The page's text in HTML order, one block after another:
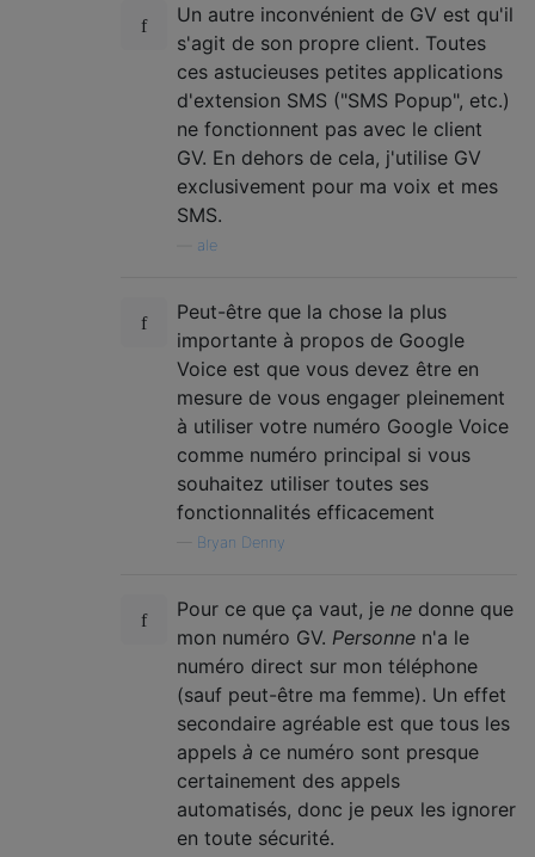
Un autre inconvénient de GV est qu'il
s'agit de son propre client. Toutes
ces astucieuses petites applications
d'extension SMS ("SMS Popup", etc.)
ne fonctionnent pas avec le client
GV. En dehors de cela, j'utilise GV
exclusivement pour ma voix et mes
SMS.
ale
Peut-être que la chose la plus
importante à propos de Google
Voice est que vous devez être en
mesure de vous engager pleinement
à utiliser votre numéro Google Voice
comme numéro principal si vous
souhaitez utiliser toutes ses
fonctionnalités efficacement
Bryan Denny
Pour ce que ça vaut, je ne donne que
mon numéro GV. Personne n'a le
numéro direct sur mon téléphone
(sauf peut-être ma femme). Un effet
secondaire agréable est que tous les
appels à ce numéro sont presque
certainement des appels
automatisés, donc je peux les ignorer
en toute sécurité.